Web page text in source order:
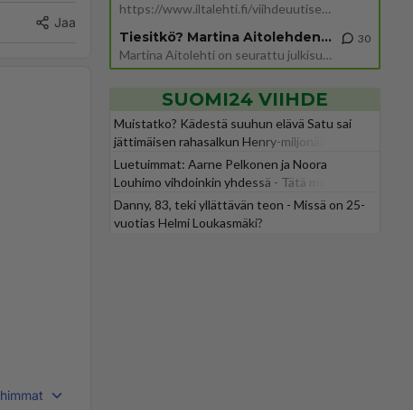
Jaa
https://www.iltalehti.fi/viihdeuutiset/a/c46da6ab-340f-4790-aaa7-0865eed2336 Yrityksen konkurssihakemus on tullut kärä
Tiesitkö? Martina Aitolehden isäpuoli on tämä suosittu laulaja
Martina Aitolehti on seurattu julkisuuden henkilö. Lähipiiriin mahtuu muitakin tunnettuja henkilöitä. Tiesitkö, että Ma
30
SUOMI24 VIIHDE
Muistatko? Kädestä suuhun elävä Satu sai
jättimäisen rahasalkun Henry-miljonääriltä
Luetuimmat: Aarne Pelkonen ja Noora
Louhimo vihdoinkin yhdessä - Tätä moni jo
odotti
Danny, 83, teki yllättävän teon - Missä on 25-
vuotias Helmi Loukasmäki?